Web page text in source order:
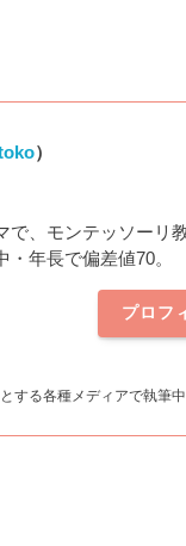
）
で、モンテッソーリ
年長で偏差値70。
プロフ
する各種メディアで執筆中